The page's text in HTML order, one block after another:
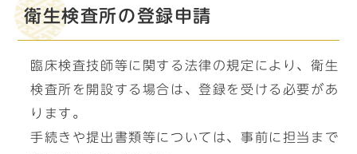
衛生検査所の登録申請
臨床検査技師等に関する法律の規定により、衛生
検査所を開設する場合は、登録を受ける必要があ
ります。
手続きや提出書類等については、事前に担当まで